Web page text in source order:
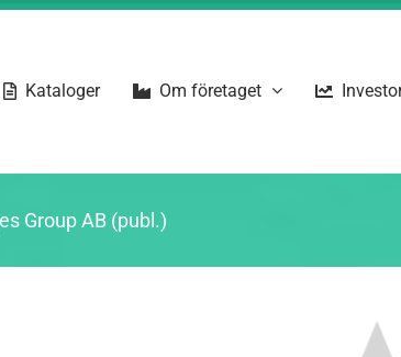
Kataloger Om företaget
Group AB (publ.)